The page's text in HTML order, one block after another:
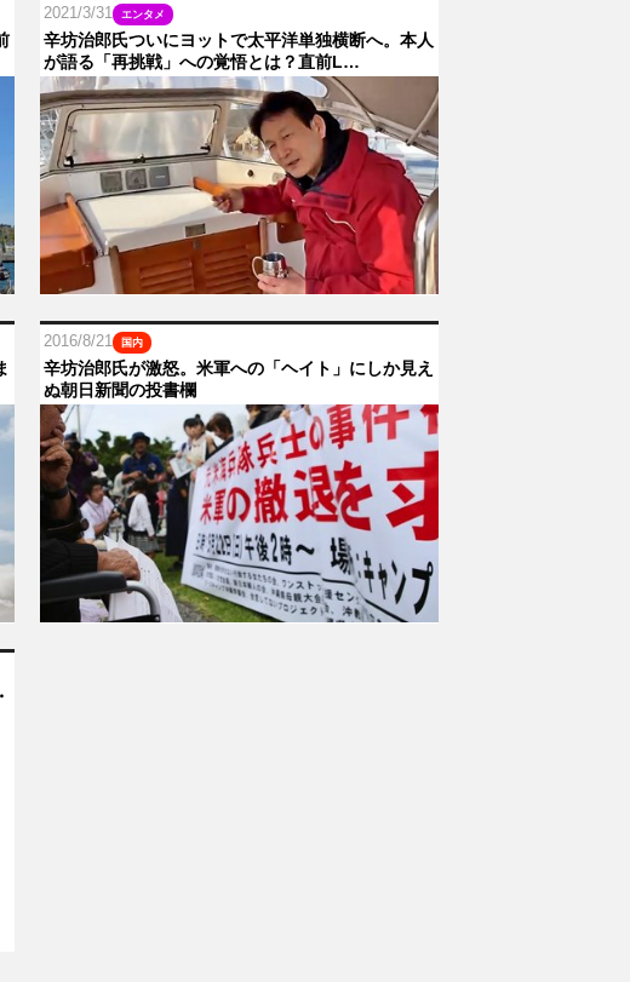
2021/3/31 エンタメ
辛坊治郎氏ついにヨットで太平洋単独横断へ。本人
が語る「再挑戦」への覚悟とは？直前L…
2016/8/21 国内
辛坊治郎氏が激怒。米軍への「ヘイト」にしか見え
ぬ朝日新聞の投書欄